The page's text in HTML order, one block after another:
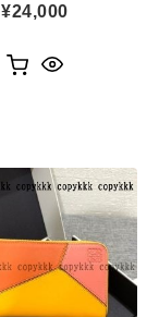
¥24,000